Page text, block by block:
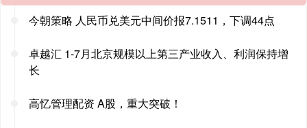
今朝策略 人民币兑美元中间价报7.1511，下调44点
卓越汇 1-7月北京规模以上第三产业收入、利润保持增
长
高忆管理配资 A股，重大突破！